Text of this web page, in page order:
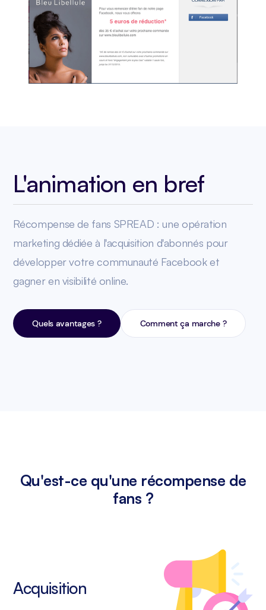
L'animation en bref
Récompense de fans SPREAD : une opération
marketing dédiée à l'acquisition d'abonnés pour
développer votre communauté Facebook et
gagner en visibilité online.
Quels avantages ? Comment ça marche ?
Qu'est-ce qu'une récompense de
fans ?
Acquisition